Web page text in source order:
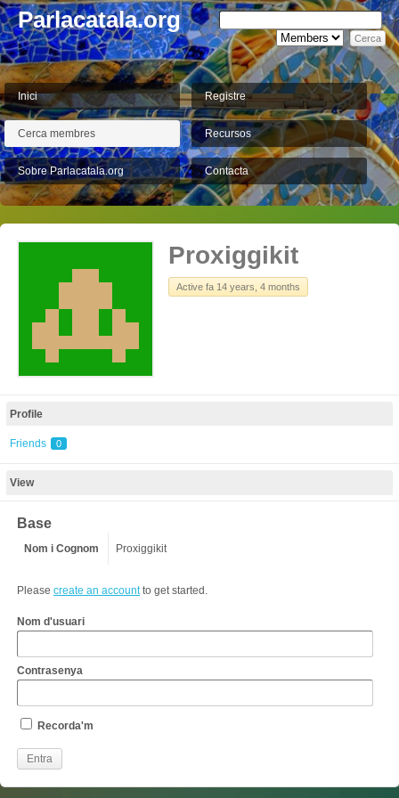
Parlacatala.org
Inici Registre
Cerca membres Recursos
Sobre Parlacatala.org Contacta
Proxiggikit
Active fa 14 years, 4 months
Profile
Friends 0
View
Base
Nom i Cognom Proxiggikit
Please create an accountto get started.
Nom d'usuari
Contrasenya
Recorda'm